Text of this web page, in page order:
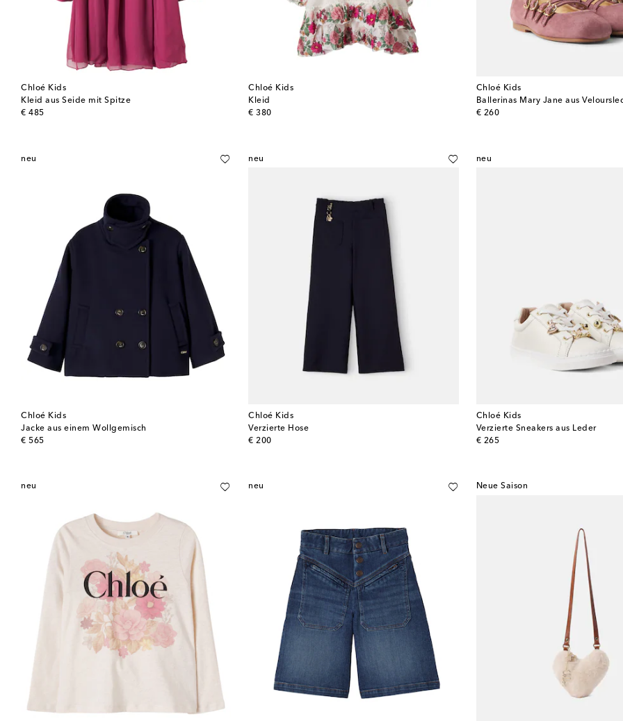
Chloé Kids
Kleid aus Seide mit Spitze
€ 485
original price
Chloé Kids
Kleid
€ 380
original price
Chloé Kids
Ballerinas Mary Jane aus
€ 260
original price
neu
Chloé Kids
Jacke aus einem Wollgemisch
€ 565
original price
neu
Chloé Kids
Verzierte Hose
€ 200
original price
neu
Chloé Kids
Verzierte Sneakers aus Leder
€ 265
original price
neu neu Neue Saison